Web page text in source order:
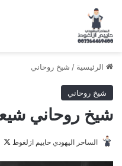
الرئيسية / شيخ روحاني
شيخ روحاني
شيخ روحاني
الساحر اليهودي حاييم ازلغوط